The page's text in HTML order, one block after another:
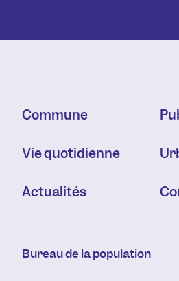
Commune
Vie quotidienne
Actualités
Bureau de la population